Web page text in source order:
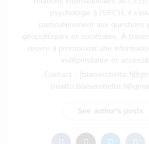
psychologie à l’UFCH, il
particulièrement aux questions
géopolitiques et sociétales. À
œuvre à promouvoir une
indépendante et
Contact :
See author's posts